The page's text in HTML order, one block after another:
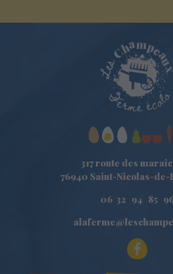
317 route des
76940 Saint-Nicolas-
06 32 94 85